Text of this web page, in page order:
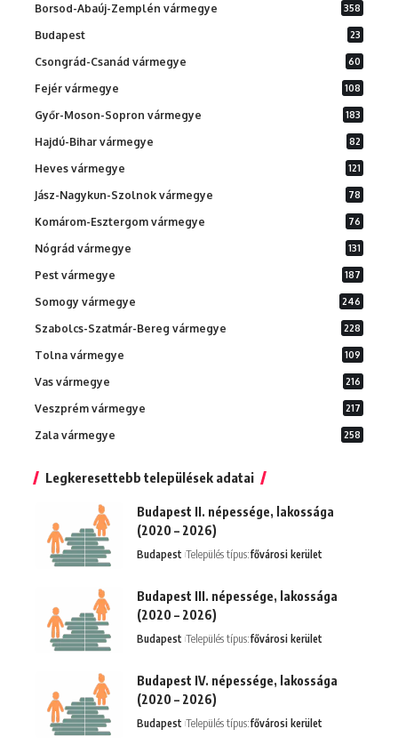
Borsod-Abaúj-Zemplén vármegye 358
Budapest 23
Csongrád-Csanád vármegye 60
Fejér vármegye 108
Győr-Moson-Sopron vármegye 183
Hajdú-Bihar vármegye 82
Heves vármegye 121
Jász-Nagykun-Szolnok vármegye 78
Komárom-Esztergom vármegye 76
Nógrád vármegye 131
Pest vármegye 187
Somogy vármegye 246
Szabolcs-Szatmár-Bereg vármegye 228
Tolna vármegye 109
Vas vármegye 216
Veszprém vármegye 217
Zala vármegye 258
Legkeresettebb települések adatai
Budapest II. népessége, lakossága
(2020 – 2026)
Budapest Település típus:fővárosi kerület
Budapest III. népessége, lakossága
(2020 – 2026)
Budapest Település típus:fővárosi kerület
Budapest IV. népessége, lakossága
(2020 – 2026)
Budapest Település típus:fővárosi kerület